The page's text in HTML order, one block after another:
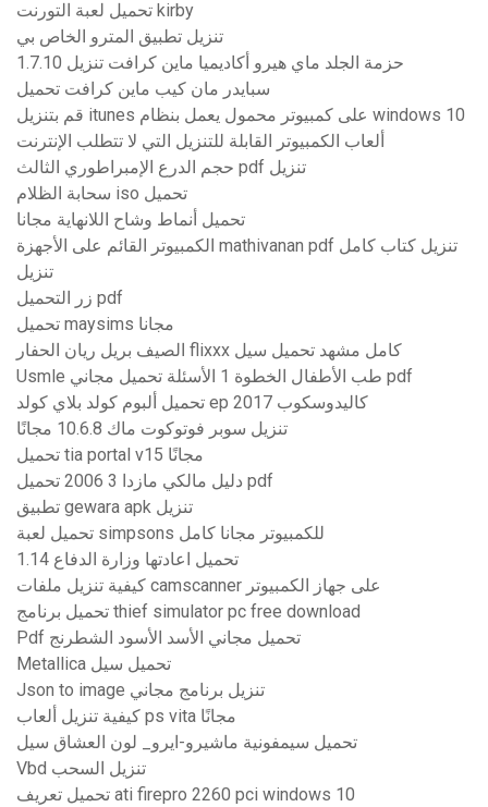
تحميل لعبة التورنت kirby
تنزيل تطبيق المترو الخاص بي
حزمة الجلد ماي هيرو أكاديميا ماين كرافت تنزيل 1.7.10
سبايدر مان كيب ماين كرافت تحميل
قم بتنزيل itunes على كمبيوتر محمول يعمل بنظام windows 10
ألعاب الكمبيوتر القابلة للتنزيل التي لا تتطلب الإنترنت
حجم الدرع الإمبراطوري الثالث pdf تنزيل
سحابة الظلام iso تحميل
تحميل أنماط وشاح اللانهاية مجانا
الكمبيوتر القائم على الأجهزة mathivanan pdf تنزيل كتاب كامل
تنزيل
زر التحميل pdf
تحميل maysims مجانا
الصيف بريل ريان الحفار flixxx كامل مشهد تحميل سيل
Usmle طب الأطفال الخطوة 1 الأسئلة تحميل مجاني pdf
تحميل ألبوم كولد بلاي كولد ep 2017 كاليدوسكوب
تنزيل سوبر فوتوكوت ماك 10.6.8 مجانًا
تحميل tia portal v15 مجانًا
دليل مالكي مازدا 3 2006 تحميل pdf
تطبيق gewara apk تنزيل
تحميل لعبة simpsons للكمبيوتر مجانا كامل
تحميل اعادتها وزارة الدفاع 1.14
كيفية تنزيل ملفات camscanner على جهاز الكمبيوتر
تحميل برنامج thief simulator pc free download
Pdf تحميل مجاني الأسد الأسود الشطرنج
Metallica تحميل سيل
Json to image تنزيل برنامج مجاني
كيفية تنزيل ألعاب ps vita مجانًا
تحميل سيمفونية ماشيرو-ايرو_ لون العشاق سيل
Vbd تنزيل السحب
تحميل تعريف ati firepro 2260 pci windows 10